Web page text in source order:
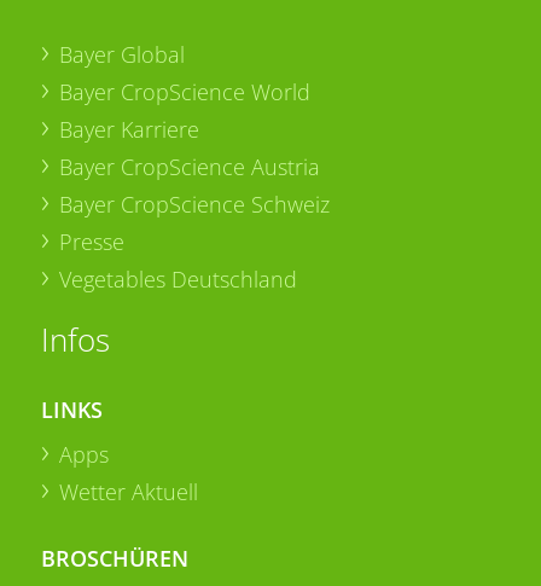
Bayer Global
Bayer CropScience World
Bayer Karriere
Bayer CropScience Austria
Bayer CropScience Schweiz
Presse
Vegetables Deutschland
Infos
LINKS
Apps
Wetter Aktuell
BROSCHÜREN